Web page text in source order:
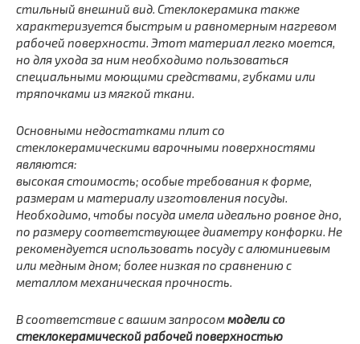
стильный внешний вид. Стеклокерамика также
характеризуется быстрым и равномерным нагревом
рабочей поверхности. Этот материал легко моется,
но для ухода за ним необходимо пользоваться
специальными моющими средствами, губками или
тряпочками из мягкой ткани.
Основными недостатками плит со
стеклокерамическими варочными поверхностями
являются:
высокая стоимость; особые требования к форме,
размерам и материалу изготовления посуды.
Необходимо, чтобы посуда имела идеально ровное дно,
по размеру соответствующее диаметру конфорки. Не
рекомендуется использовать посуду с алюминиевым
или медным дном; более низкая по сравнению с
металлом механическая прочность.
В соответствие с вашим запросоммодели со
стеклокерамической рабочей поверхностью